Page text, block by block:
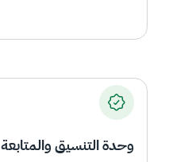
وحدة التنسيق والمتابعة